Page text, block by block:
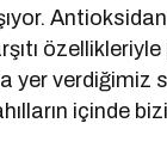
yer verdiğimiz
içinde